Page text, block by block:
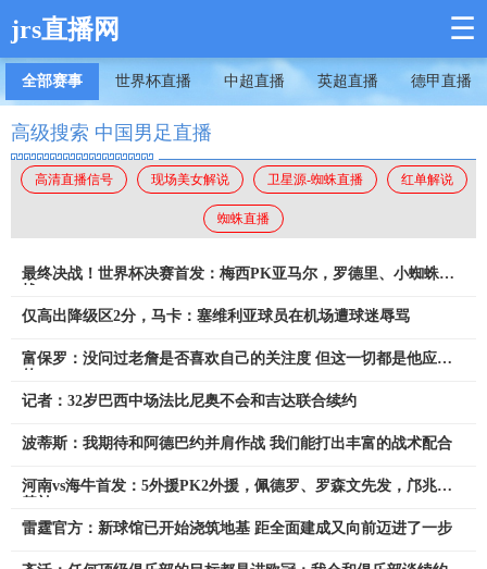
jrs直播网 ☰
全部赛事 世界杯直播 中超直播 英超直播 德甲直播
高级搜索 中国男足直播
高清直播信号 现场美女解说 卫星源-蜘蛛直播 红单解说
蜘蛛直播
最终决战！世界杯决赛首发：梅西PK亚马尔，罗德里、小蜘蛛出
仅高出降级区2分，马卡：塞维利亚球员在机场遭球迷辱骂
富保罗：没问过老詹是否喜欢自己的关注度 但这一切都是他应得
记者：32岁巴西中场法比尼奥不会和吉达联合续约
波蒂斯：我期待和阿德巴约并肩作战 我们能打出丰富的战术配合
河南vs海牛首发：5外援PK2外援，佩德罗、罗森文先发，邝兆镭
雷霆官方：新球馆已开始浇筑地基 距全面建成又向前迈进了一步